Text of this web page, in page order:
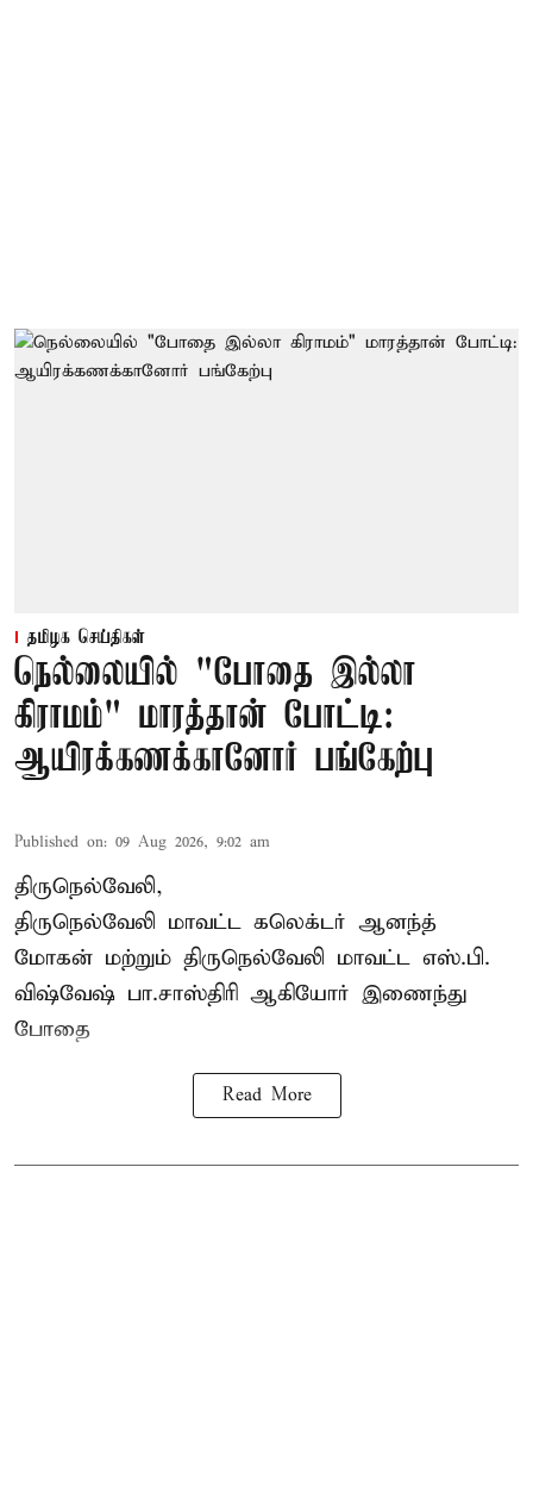
தமிழக செய்திகள்
நெல்லையில் "போதை இல்லா
கிராமம்" மாரத்தான் போட்டி:
ஆயிரக்கணக்கானோர் பங்கேற்பு
Published on: 09 Aug 2026, 9:02 am
திருநெல்வேலி,
திருநெல்வேலி மாவட்ட கலெக்டர் ஆனந்த்
மோகன் மற்றும் திருநெல்வேலி மாவட்ட எஸ்.பி.
விஷ்வேஷ் பா.சாஸ்திரி ஆகியோர் இணைந்து
போதை
Read More